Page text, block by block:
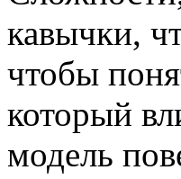
кавычки,
чтобы
который
модель